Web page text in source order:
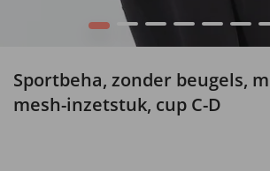
1 2 3 4 5 6
Sportbeha, zonder beugels,
mesh-inzetstuk, cup C-D